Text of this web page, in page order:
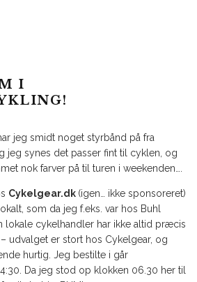
I
jeg smidt noget styrbånd på fra
jeg synes det passer fint til cyklen, og
nok farver på til turen i weekenden….
Cykelgear.dk (igen… ikke sponsoreret)
som da jeg f.eks. var hos Buhl
lokale cykelhandler har ikke altid præcis
udvalget er stort hos Cykelgear, og
hurtig. Jeg bestilte i går
Da jeg stod op klokken 06.30 her til